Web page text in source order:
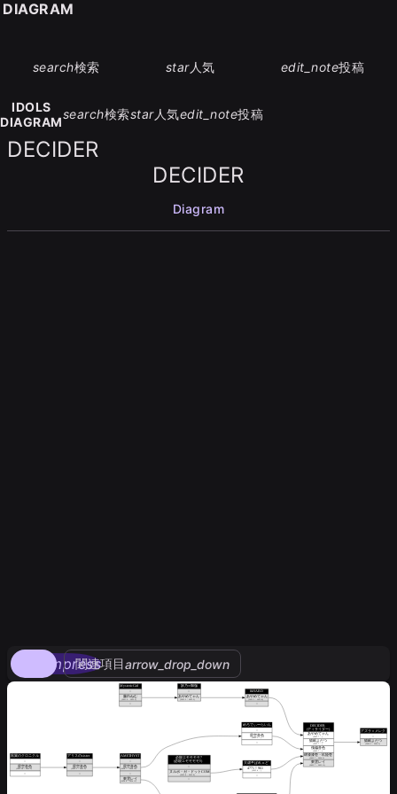
search検索 star人気 edit_note投稿
IDOLS
DIAGRAM
search検索star人気edit_note投稿
DECIDER
DECIDER
Diagram
compress
関連項目arrow_drop_down